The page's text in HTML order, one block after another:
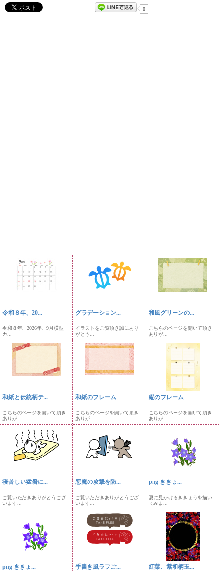
0
令和８年、20...
令和８年、2026年、9月横型
カ...
グラデーション...
イラストをご覧頂き誠にあり
がとう...
和風グリーンの...
こちらのページを開いて頂き
ありが...
和紙と伝統柄テ...
こちらのページを開いて頂き
ありが...
和紙のフレーム
こちらのページを開いて頂き
ありが...
縦のフレーム
こちらのページを開いて頂き
ありが...
寝苦しい猛暑に...
ご覧いただきありがとうござ
います...
悪魔の攻撃を防...
ご覧いただきありがとうござ
います...
png ききょ...
夏に見かけるききょうを描い
てみま...
png ききょ... 手書き風ラフご... 紅葉、紫和柄玉...